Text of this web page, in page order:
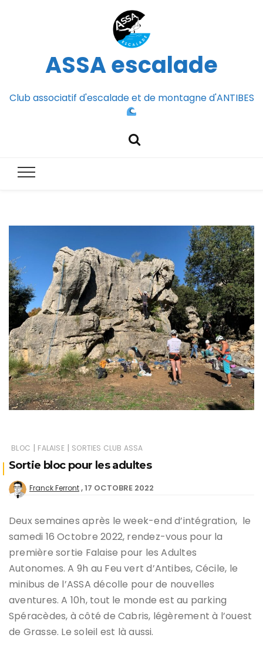
ASSA escalade
Club associatif d'escalade et de montagne d'ANTIBES
BLOC | FALAISE | SORTIES CLUB ASSA
Sortie bloc pour les adultes
Franck Ferront 17 OCTOBRE 2022
Deux semaines après le week-end d’intégration, le
samedi 16 Octobre 2022, rendez-vous pour la
première sortie Falaise pour les Adultes
Autonomes. A 9h au Feu vert d’Antibes, Cécile, le
minibus de l’ASSA décolle pour de nouvelles
aventures. A 10h, tout le monde est au parking
Spéracèdes, à côté de Cabris, légèrement à l’ouest
de Grasse. Le soleil est là aussi.